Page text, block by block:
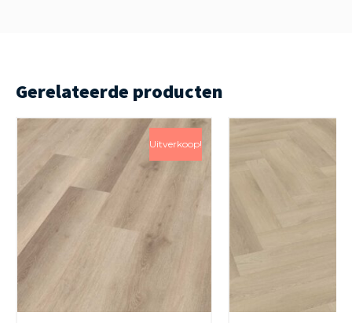
Gerelateerde producten
Uitverkoop!